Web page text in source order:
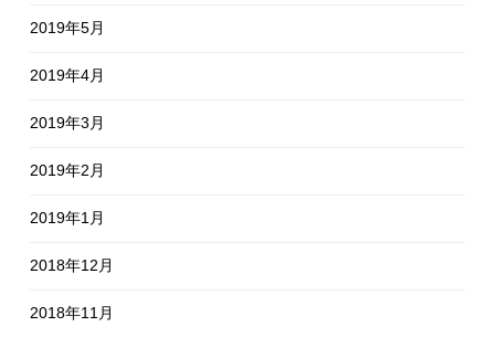
2019年5月
2019年4月
2019年3月
2019年2月
2019年1月
2018年12月
2018年11月